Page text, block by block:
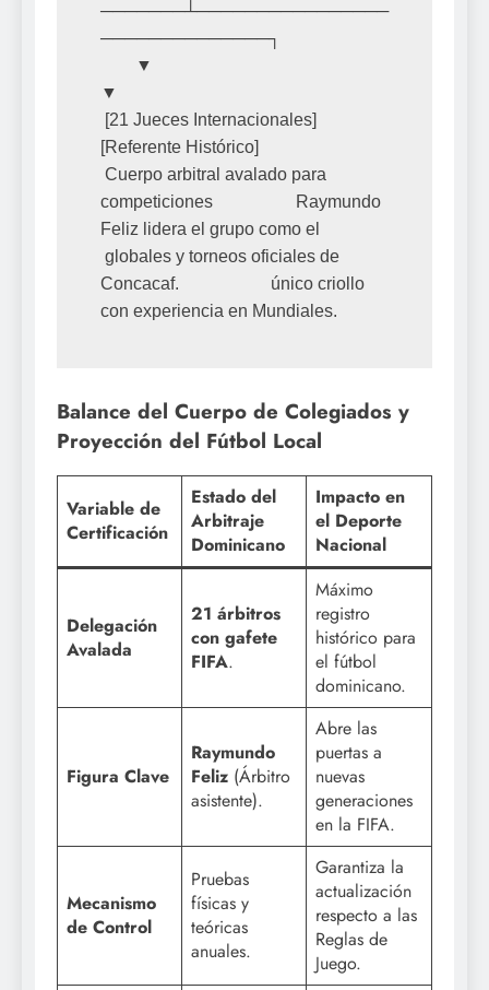
───────┴────────────────
──────────────┐
▼
[Referente Histórico]
competiciones                   Raymundo
Feliz lidera el grupo como el
Concacaf.                     único criollo
Balance del Cuerpo de Colegiados y
Proyección del Fútbol Local
Variable de
Certificación
Estado del
Arbitraje
Dominicano
Impacto en
el Deporte
Nacional
Delegación
Avalada
21 árbitros
con gafete
FIFA.
Máximo
registro
histórico para
el fútbol
dominicano.
Figura Clave
Raymundo
Feliz (Árbitro
asistente).
Abre las
puertas a
nuevas
generaciones
en la FIFA.
Mecanismo
de Control
Pruebas
físicas y
teóricas
anuales.
Garantiza la
actualización
respecto a las
Reglas de
Juego.